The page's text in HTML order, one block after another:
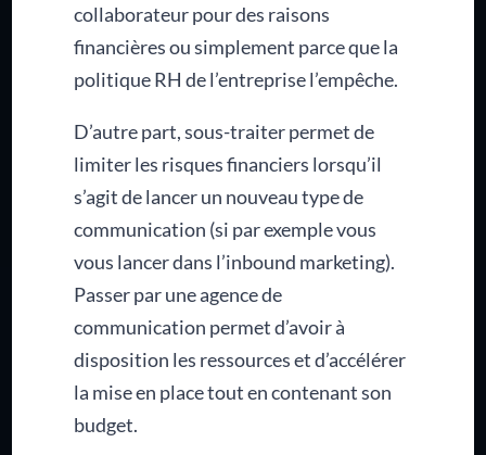
collaborateur pour des raisons
financières ou simplement parce que la
politique RH de l’entreprise l’empêche.
D’autre part, sous-traiter permet de
limiter les risques financiers lorsqu’il
s’agit de lancer un nouveau type de
communication (si par exemple vous
vous lancer dans l’inbound marketing).
Passer par une agence de
communication permet d’avoir à
disposition les ressources et d’accélérer
la mise en place tout en contenant son
budget.